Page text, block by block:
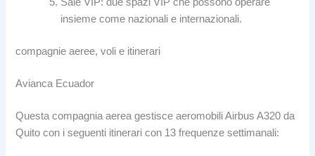
Sale VIP: due spazi VIP che possono operare
insieme come nazionali e internazionali.
compagnie aeree, voli e itinerari
Avianca Ecuador
Questa compagnia aerea gestisce aeromobili Airbus A320 da
Quito con i seguenti itinerari con 13 frequenze settimanali: